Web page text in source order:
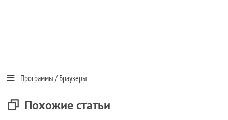
Программы / Браузеры
Похожие статьи